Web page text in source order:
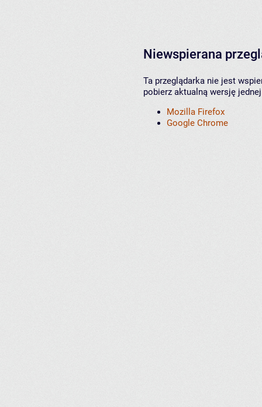
Niewspierana
Ta przeglądarka nie jest
pobierz aktualną wersję
Mozilla Firefox
Google Chrome